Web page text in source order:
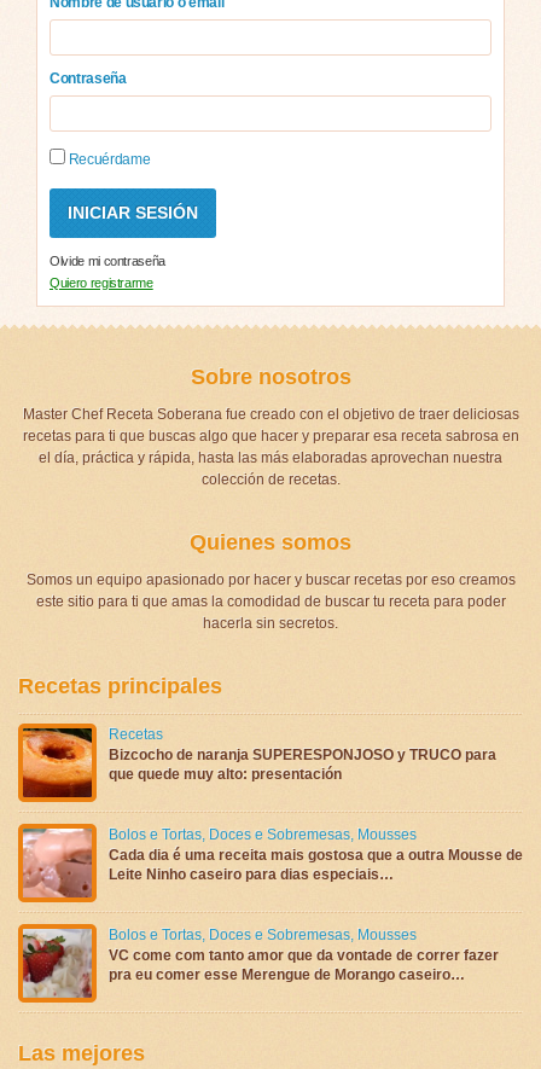
Contraseña
Recuérdame
Olvide mi contraseña
Quiero registrarme
Sobre nosotros
Master Chef Receta Soberana fue creado con el objetivo de traer deliciosas
recetas para ti que buscas algo que hacer y preparar esa receta sabrosa en
el día, práctica y rápida, hasta las más elaboradas aprovechan nuestra
colección de recetas.
Quienes somos
Somos un equipo apasionado por hacer y buscar recetas por eso creamos
este sitio para ti que amas la comodidad de buscar tu receta para poder
hacerla sin secretos.
Recetas principales
Recetas
Bizcocho de naranja SUPERESPONJOSO y TRUCO para
que quede muy alto: presentación
Bolos e Tortas, Doces e Sobremesas, Mousses
Cada dia é uma receita mais gostosa que a outra Mousse de
Leite Ninho caseiro para dias especiais…
Bolos e Tortas, Doces e Sobremesas, Mousses
VC come com tanto amor que da vontade de correr fazer
pra eu comer esse Merengue de Morango caseiro…
Las mejores